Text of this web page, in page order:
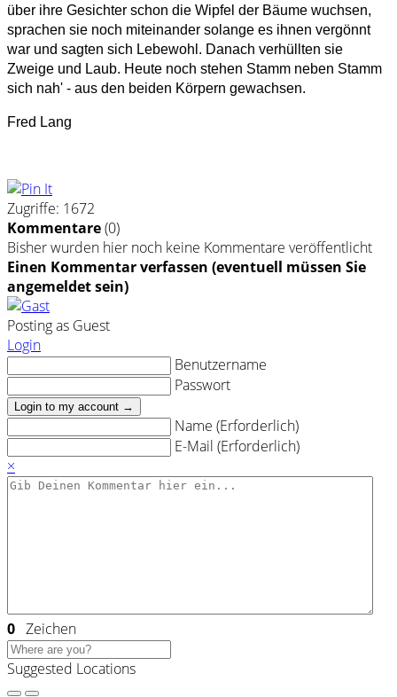
über ihre Gesichter schon die Wipfel der Bäume wuchsen,
sprachen sie noch miteinander solange es ihnen vergönnt
war und sagten sich Lebewohl. Danach verhüllten sie
Zweige und Laub. Heute noch stehen Stamm neben Stamm
sich nah' - aus den beiden Körpern gewachsen.
Fred Lang
Zugriffe: 1672
Kommentare(0)
Bisher wurden hier noch keine Kommentare veröffentlicht
Einen Kommentar verfassen (eventuell müssen Sie
angemeldet sein)
Posting as Guest
Login
Benutzername
Passwort
Login to my account →
Name (Erforderlich)
E-Mail (Erforderlich)
×
0 Zeichen
Suggested Locations